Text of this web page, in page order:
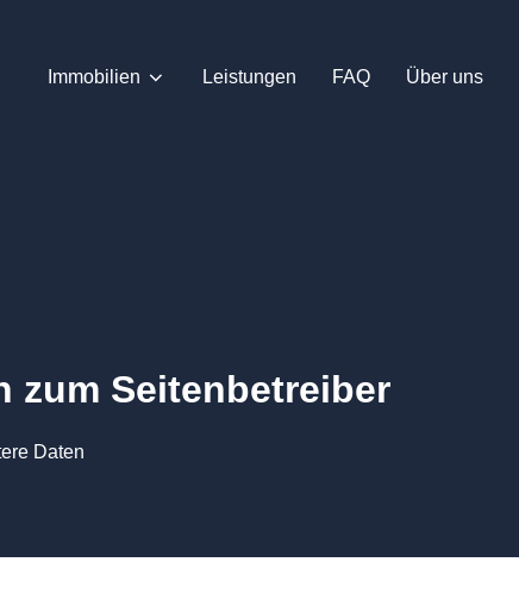
Immobilien Leistungen FAQ Über uns
zum Seitenbetreiber
Daten